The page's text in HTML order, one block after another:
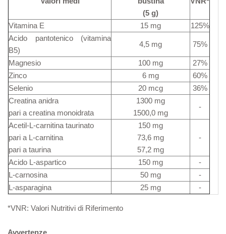
(5 g)
Vitamina E 15 mg
125%
Acido pantotenico (vitamina
B5)
4,5 mg 75%
Magnesio 100 mg
27%
Zinco
6 mg
60%
Selenio
20 mcg
36%
Creatina anidra
pari a creatina monoidrata
1300 mg
1500,0 mg
-
Acetil-L-carnitina taurinato
pari a L-carnitina
pari a taurina
150 mg
73,6 mg
57,2 mg
-
Acido L-aspartico 150 mg
-
L-carnosina
50 mg
-
L-asparagina
25 mg -
*VNR: Valori Nutritivi di Riferimento